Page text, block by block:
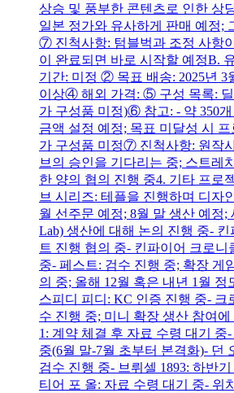
상승 및 풍부한 콘텐츠로 인한 상
일본 정가와 유사하게 판매 예정;
⑦ 진척사항: 텀블벅과 조정 사항
이 완료되면 바로 시작할 예정B.
기간: 미정 ② 목표 배송: 2025년 3
이상④ 해외 가격: ⑤ 구성 목록:
가 구성품 미정)⑥ 참고: - 약 350
금액 설정 예정; 목표 미달성 시
가 구성품 미정⑦ 진척사항: 원작
브의 승인을 기다리는 중; 스트레
한 양의 협의 진행 중4. 기타 프로
브 시리즈: 테플을 진행하며 디자
월 선주문 예정; 8월 말 생산 예정;
Lab) 생산에 대해 논의 진행 중-
트 진행 협의 중- 킨파이어 크로니
중- 페스트: 검수 진행 중; 확장 게
의 중; 올해 12월 혹은 내년 1월 정
스피디 피디: KC 인증 진행 중- 크
수 진행 중; 미니 확장 생산 참여에
1: 계약 체결 후 자료 수령 대기 중
중(6월 말-7월 초부터 본격화)- 던
검수 진행 중- 브뤼셀 1893: 하반
티어 포 올: 자료 수령 대기 중- 위